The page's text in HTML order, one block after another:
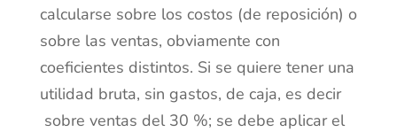
calcularse sobre los costos (de reposición) o
sobre las ventas, obviamente con
coeficientes distintos. Si se quiere tener una
utilidad bruta, sin gastos, de caja, es decir
sobre ventas del 30 %; se debe aplicar el